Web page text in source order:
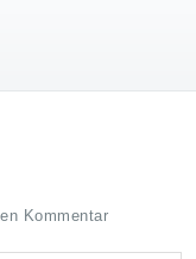
Kommentar